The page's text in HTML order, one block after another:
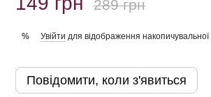
289 грн
% Увійти для відображення накопичувальної
Повідомити, коли з'явиться